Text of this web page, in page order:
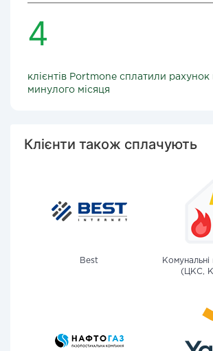
4
клієнтів Portmone сплатили рахунок
минулого місяця
Клієнти також сплачують
Best
(ЦКС,